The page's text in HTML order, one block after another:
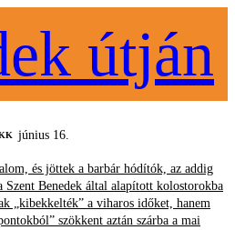
útján
június 16.
és jöttek a barbár hódítók, az addig
Benedek által alapított kolostorokba
„kibekkelték” a viharos időket, hanem
szökkent aztán szárba a mai